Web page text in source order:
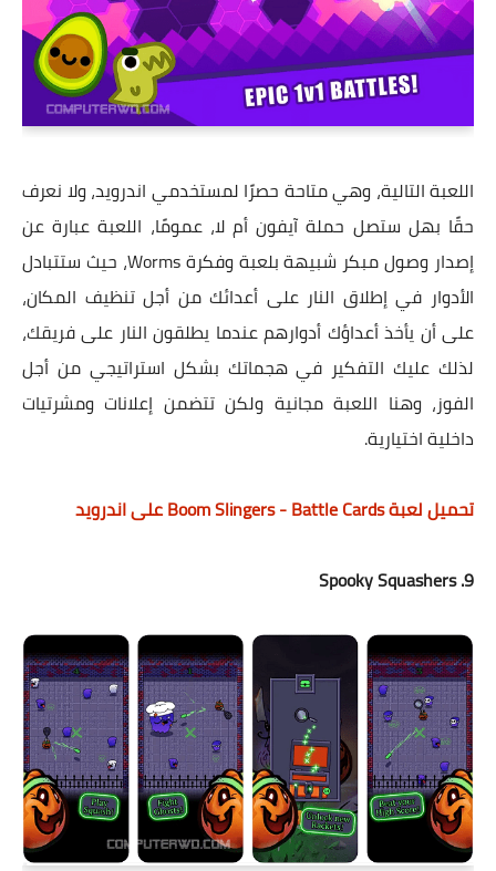
اللعبة التالية، وهي متاحة حصرًا لمستخدمي اندرويد، ولا نعرف
حقًا بهل ستصل حملة آيفون أم لا، عمومًا، اللعبة عبارة عن
إصدار وصول مبكر شبيهة بلعبة وفكرة Worms، حيث ستتبادل
الأدوار في إطلاق النار على أعدائك من أجل تنظيف المكان،
على أن يأخذ أعداؤك أدوارهم عندما يطلقون النار على فريقك،
لذلك عليك التفكير في هجماتك بشكل استراتيجي من أجل
الفوز، وهنا اللعبة مجانية ولكن تتضمن إعلانات ومشرتيات
داخلية اختيارية.
تحميل لعبة Boom Slingers - Battle Cards على اندرويد
9. Spooky Squashers